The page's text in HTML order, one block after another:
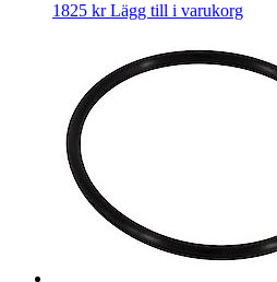
1825 kr Lägg till i varukorg